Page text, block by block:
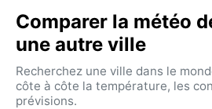
Comparer la météo
une autre ville
Recherchez une ville dans le
côte à côte la température, les
prévisions.